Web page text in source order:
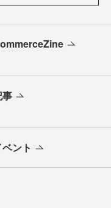
事
ベント